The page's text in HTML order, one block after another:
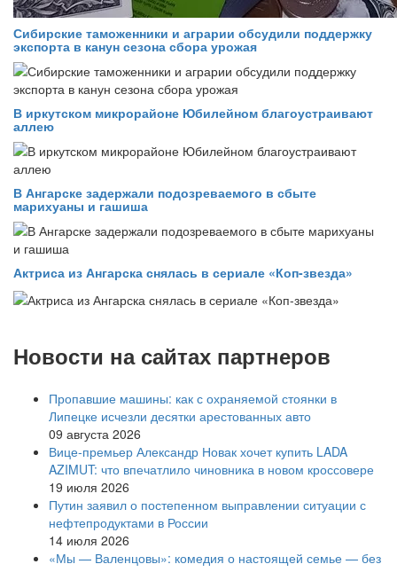
Сибирские таможенники и аграрии обсудили поддержку
экспорта в канун сезона сбора урожая
В иркутском микрорайоне Юбилейном благоустраивают
аллею
В Ангарске задержали подозреваемого в сбыте
марихуаны и гашиша
Актриса из Ангарска снялась в сериале «Коп-звезда»
Новости на сайтах партнеров
Пропавшие машины: как с охраняемой стоянки в
Липецке исчезли десятки арестованных авто
09 августа 2026
Вице‑премьер Александр Новак хочет купить LADA
AZIMUT: что впечатлило чиновника в новом кроссовере
19 июля 2026
Путин заявил о постепенном выправлении ситуации с
нефтепродуктами в России
14 июля 2026
«Мы — Валенцовы»: комедия о настоящей семье — без